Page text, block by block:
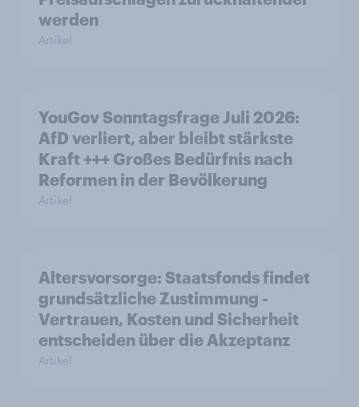
werden
Artikel
YouGov Sonntagsfrage Juli 2026:
AfD verliert, aber bleibt stärkste
Kraft +++ Großes Bedürfnis nach
Reformen in der Bevölkerung
Artikel
Altersvorsorge: Staatsfonds findet
grundsätzliche Zustimmung -
Vertrauen, Kosten und Sicherheit
entscheiden über die Akzeptanz
Artikel